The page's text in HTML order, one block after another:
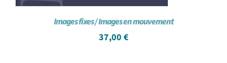
Images fixes / Images en mouvement
37,00 €